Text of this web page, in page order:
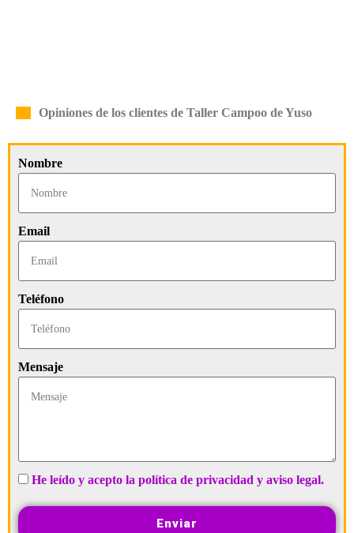
Opiniones de los clientes de Taller Campoo de Yuso
Nombre
Email
Teléfono
Mensaje
He leído y acepto la política de privacidad y aviso legal.
Enviar